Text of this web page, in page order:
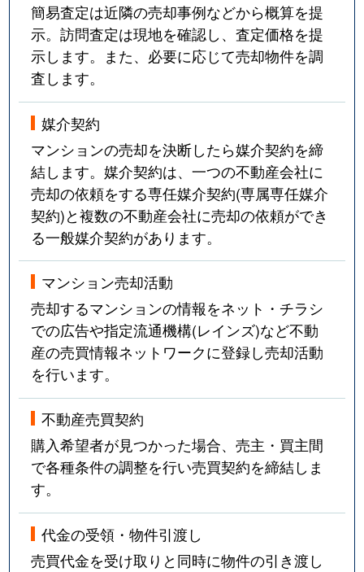
簡易査定は近隣の売却事例などから概算を提
示。訪問査定は現地を確認し、査定価格を提
示します。また、必要に応じて売却物件を調
査します。
媒介契約
マンションの売却を決断したら媒介契約を締
結します。媒介契約は、一つの不動産会社に
売却の依頼をする専任媒介契約(専属専任媒介
契約)と複数の不動産会社に売却の依頼ができ
る一般媒介契約があります。
マンション売却活動
売却するマンションの情報をネット・チラシ
での広告や指定流通機構(レインズ)など不動
産の売買情報ネットワークに登録し売却活動
を行います。
不動産売買契約
購入希望者が見つかった場合、売主・買主間
で各種条件の調整を行い売買契約を締結しま
す。
代金の受領・物件引渡し
売買代金を受け取りと同時に物件の引き渡し